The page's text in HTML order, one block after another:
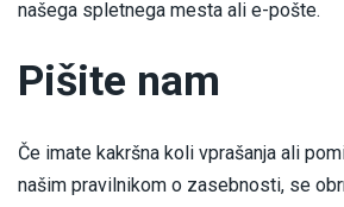
našega spletnega mesta ali e-pošte.
Pišite nam
Če imate kakršna koli vprašanja ali
našim pravilnikom o zasebnosti, se